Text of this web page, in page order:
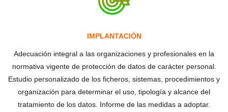
IMPLANTACIÓN
Adecuación integral a las organizaciones y profesionales en la
normativa vigente de protección de datos de carácter personal.
Estudio personalizado de los ficheros, sistemas, procedimientos y
organización para determinar el uso, tipología y alcance del
tratamiento de los datos. Informe de las medidas a adoptar.